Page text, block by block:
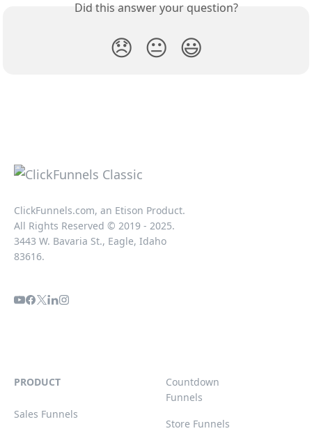
Did this answer your question?
😞 😐 😃
ClickFunnels.com, an Etison Product.
All Rights Reserved © 2019 - 2025.
3443 W. Bavaria St., Eagle, Idaho
83616.
PRODUCT
Sales Funnels
Countdown
Funnels
Store Funnels